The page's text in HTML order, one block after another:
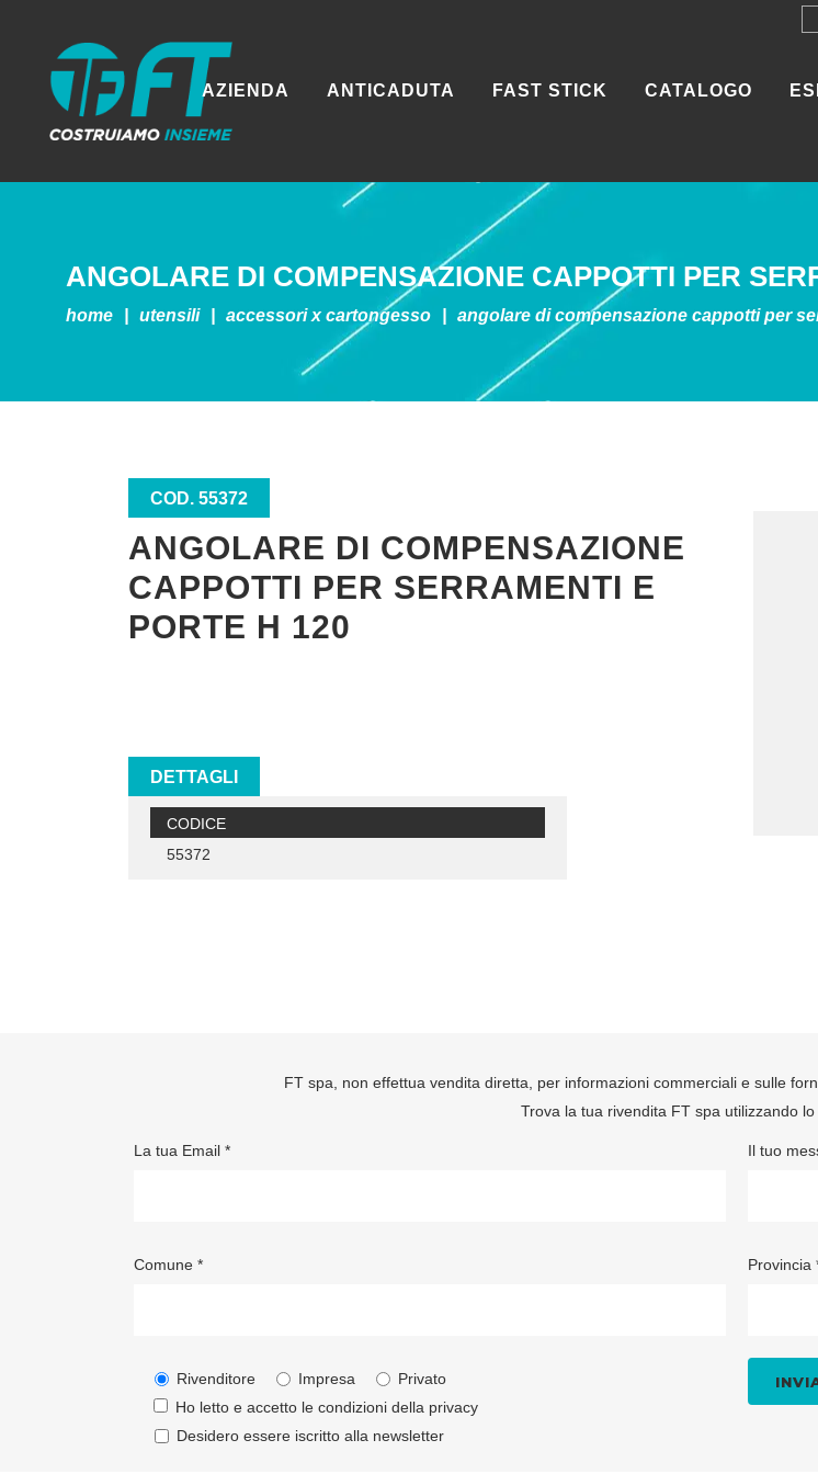
AZIENDA ANTICADUTA FAST STICK CATALOGO
ANGOLARE DI COMPENSAZIONE CAPPOTTI PER
home utensili accessori x cartongesso angolare di compensazione cappotti per
COD. 55372
ANGOLARE DI COMPENSAZIONE
CAPPOTTI PER SERRAMENTI E
PORTE H 120
DETTAGLI
CODICE
55372
FT spa, non effettua vendita diretta, per informazioni commerciali e sulle
Trova la tua rivendita FT spa utilizzando lo
La tua Email *
Comune *
Rivenditore Impresa
Privato
Ho letto e accetto le condizioni della privacy
Desidero essere iscritto alla newsletter
Il tuo
Provincia